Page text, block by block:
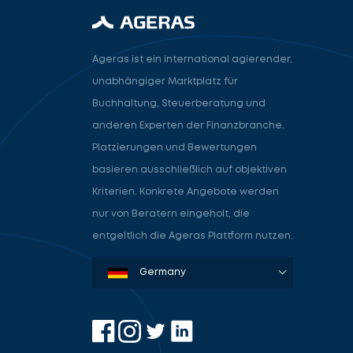
Ageras ist ein international agierender,
unabhängiger Marktplatz für
Buchhaltung, Steuerberatung und
anderen Experten der Finanzbranche.
Platzierungen und Bewertungen
basieren ausschließlich auf objektiven
Kriterien. Konkrete Angebote werden
nur von Beratern eingeholt, die
entgeltlich die Ageras Plattform nutzen.
Denmark
Sweden
Norway
Netherlands
Germany
USA